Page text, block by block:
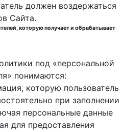
должен воздержаться
Сайта.
которую получает и обрабатывает
под «персональной
понимаются:
которую пользователь
при заполнении
персональные данные
для предоставления